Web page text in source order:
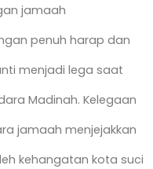
jamaah
penuh harap dan
menjadi lega saat
Madinah. Kelegaan
jamaah menjejakkan
kehangatan kota suci